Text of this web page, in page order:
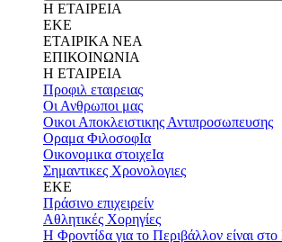
Η ΕΤΑΙΡΕΙΑ
ΕΚΕ
ΕΤΑΙΡΙΚΑ ΝΕΑ
ΕΠΙΚΟΙΝΩΝΙΑ
Η ΕΤΑΙΡΕΙΑ
Προφιλ εταιρειας
Οι Ανθρωποι μας
Οικοι Αποκλειστικης Αντιπροσωπευσης
Οραμα ΦιλοσοφΙα
Οικονομικα στοιχεΙα
Σημαντικες Χρονολογιες
ΕΚΕ
Πράσινο επιχειρείν
Αθλητικές Χορηγίες
Η Φροντίδα για το Περιβάλλον είναι